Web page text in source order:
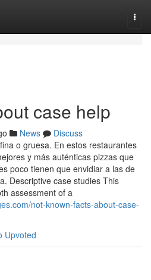
case help
News
Discuss
o gruesa. En estos restaurantes
y más auténticas pizzas que
poco tienen que envidiar a las de
Descriptive case studies This
assessment of a
not-known-facts-about-case-
Upvoted